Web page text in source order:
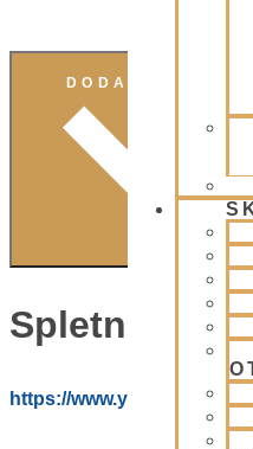
Spletna
https://www.youtube.com/